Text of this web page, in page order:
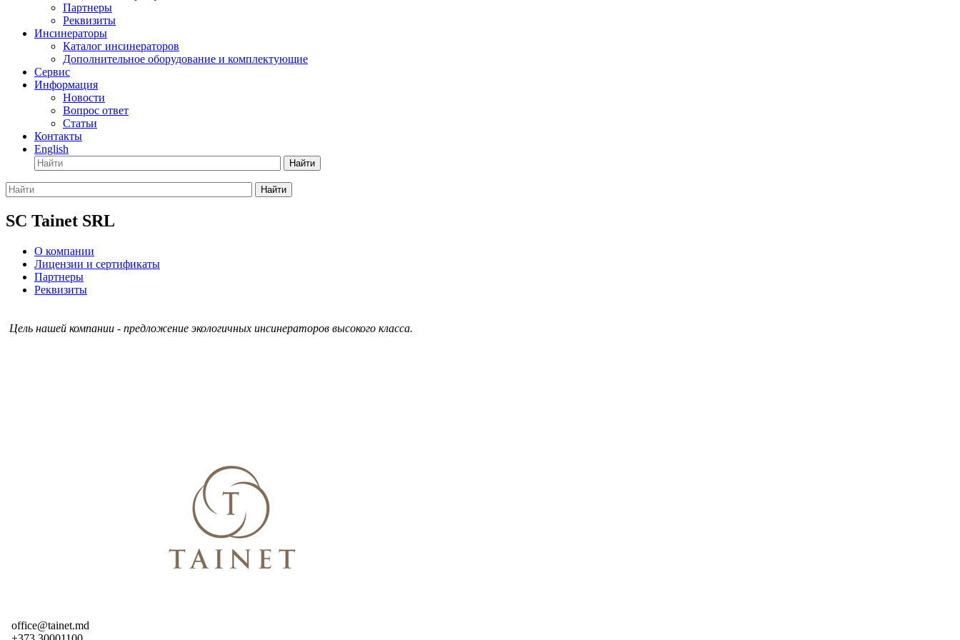
Партнеры
Реквизиты
Инсинераторы
Каталог инсинераторов
Дополнительное оборудование и комплектующие
Сервис
Информация
Новости
Вопрос ответ
Статьи
Контакты
English
Найти
Найти
SC Tainet SRL
О компании
Лицензии и сертификаты
Партнеры
Реквизиты
Цель нашей компании - предложение экологичных инсинераторов высокого класса.
office@tainet.md